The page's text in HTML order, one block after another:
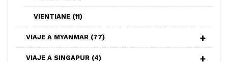
VIENTIANE (11)
VIAJE A MYANMAR (77)
VIAJE A SINGAPUR (4)